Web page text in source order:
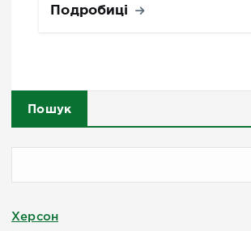
Подробиці
Пошук
Херсон